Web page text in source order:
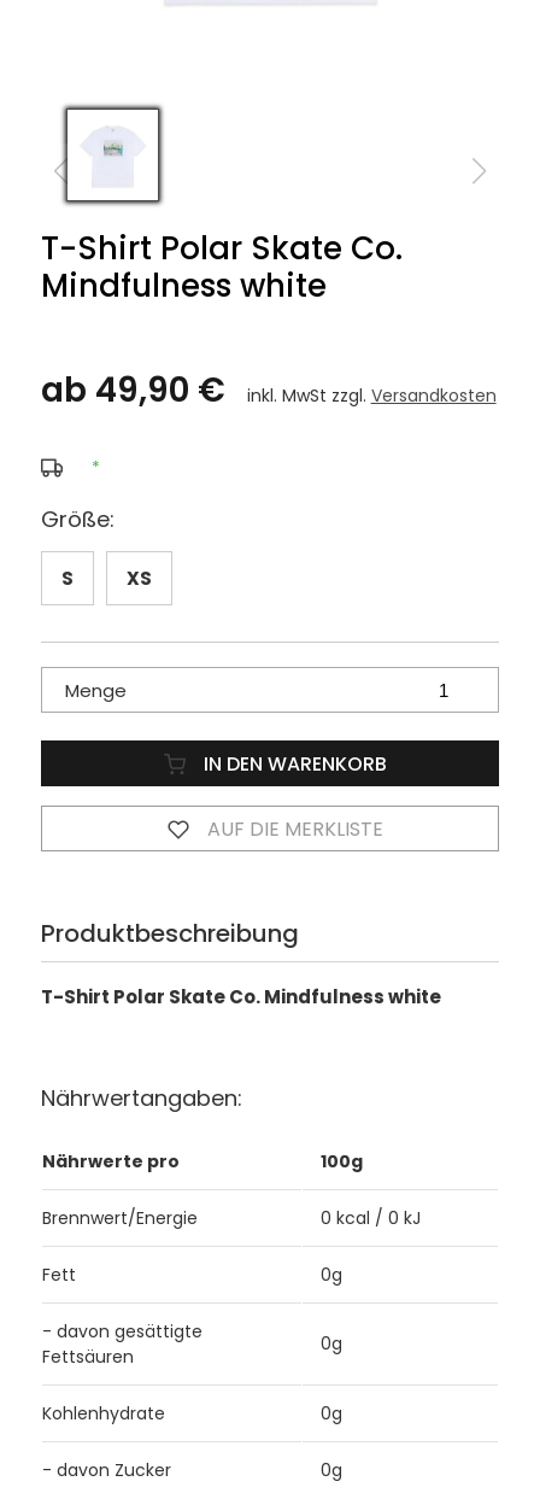
T-Shirt Polar Skate Co.
Mindfulness white
ab 49,90 € inkl. MwSt zzgl. Versandkosten
*
Größe:
S XS
Menge
IN DEN WARENKORB
AUF DIE MERKLISTE
Produktbeschreibung
T-Shirt Polar Skate Co. Mindfulness white
Nährwertangaben:
Nährwerte pro 100g
Brennwert/Energie 0 kcal / 0 kJ
Fett 0g
- davon gesättigte
Fettsäuren
0g
Kohlenhydrate 0g
- davon Zucker 0g